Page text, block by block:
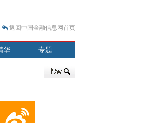
返回中国金融信息网首页
华 专题